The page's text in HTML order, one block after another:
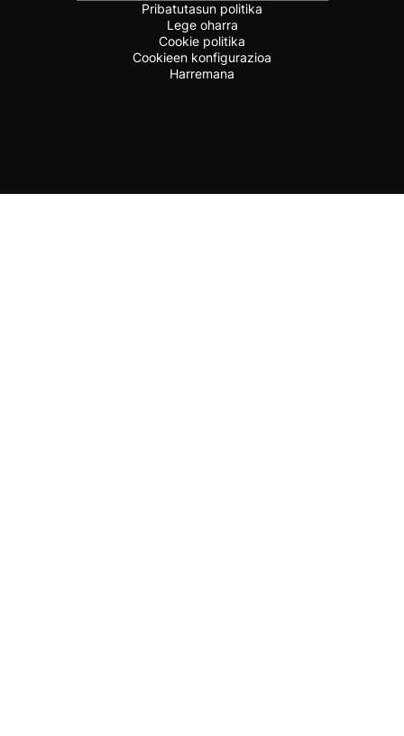
Pribatutasun politika
Lege oharra
Cookie politika
Cookieen konfigurazioa
Harremana